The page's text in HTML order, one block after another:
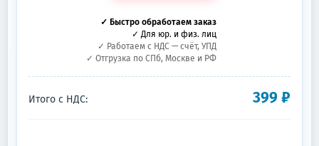
✓ Быстро обработаем заказ
✓ Для юр. и физ. лиц
✓ Работаем с НДС — счёт, УПД
✓ Отгрузка по СПб, Москве и РФ
Итого с НДС: 399 ₽